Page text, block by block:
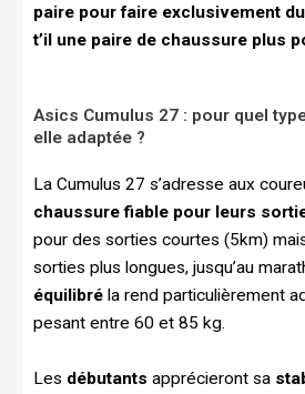
paire pour faire exclusivement
t’il une paire de chaussure plus
Asics Cumulus 27 : pour quel
elle adaptée ?
La Cumulus 27 s’adresse aux
chaussure fiable pour leurs
pour des sorties courtes (5km)
sorties plus longues, jusqu’au
équilibré la rend particulièrement
pesant entre 60 et 85 kg.
Les débutants apprécieront sa